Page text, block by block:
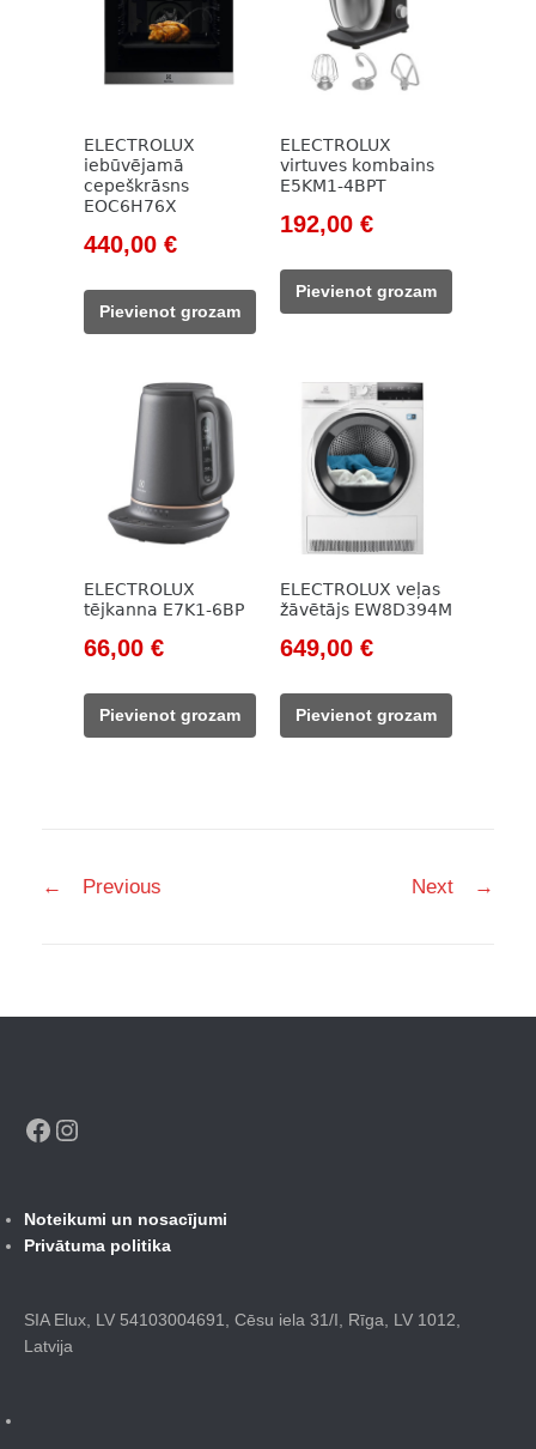
ELECTROLUX
iebūvējamā
cepeškrāsns
EOC6H76X
Original
was:
638,00 €.
440,00 €Current
440,00 €.
Pievienot grozam
ELECTROLUX
virtuves kombains
E5KM1-4BPT
Original
was:
415,00 €.
192,00 €Current
192,00 €.
Pievienot grozam
ELECTROLUX
tējkanna E7K1-6BP
Original
was:
133,00 €.
66,00 €Current
Pievienot grozam
ELECTROLUX veļas
žāvētājs EW8D394M
Original
was:
981,00 €.
649,00 €Current
649,00 €.
Pievienot grozam
navigation
← Previous Next →
Facebook
Noteikumi un nosacījumi
Privātuma politika
SIA Elux, LV 54103004691, Cēsu iela 31/I, Rīga, LV 1012,
Latvija